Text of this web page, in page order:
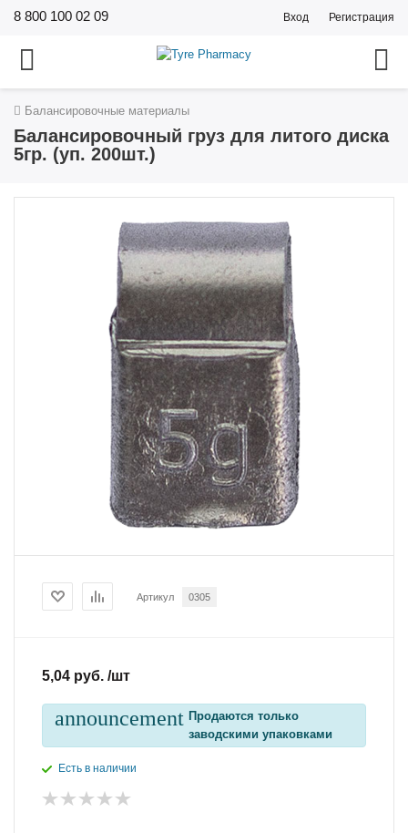
8 800 100 02 09 Вход Регистрация
Балансировочные материалы
Балансировочный груз для литого диска
5гр. (уп. 200шт.)
Артикул 0305
5,04 руб. /шт
announcement Продаются только
заводскими упаковками
Есть в наличии